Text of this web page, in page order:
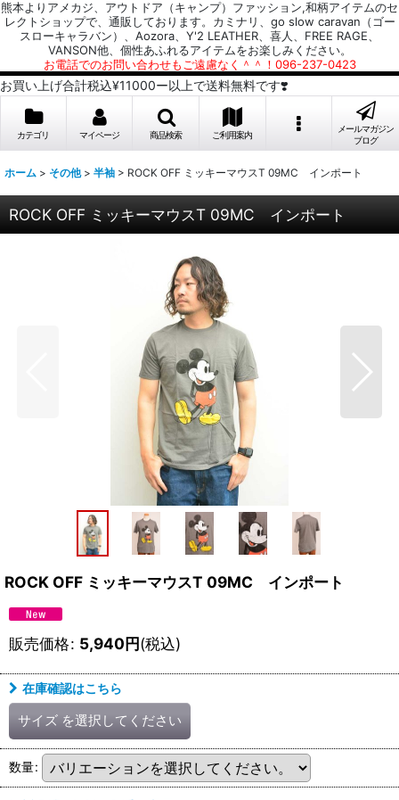
熊本よりアメカジ、アウトドア（キャンプ）ファッション,和柄アイテムのセ
レクトショップで、通販しております。カミナリ、go slow caravan（ゴー
スローキャラバン）、Aozora、Y'2 LEATHER、喜人、FREE RAGE、
VANSON他、個性あふれるアイテムをお楽しみください。
お電話でのお問い合わせもご遠慮なく＾＾！096-237-0423
お買い上げ合計税込¥11000ー以上で送料無料です❣️
カテゴリ マイページ 商品検索 ご利用案内
メールマガジン
ブログ
ホーム > その他 > 半袖 > ROCK OFF ミッキーマウスT 09MC インポート
ROCK OFF ミッキーマウスT 09MC インポート
ROCK OFF ミッキーマウスT 09MC インポート
販売価格: 5,940円(税込)
在庫確認はこちら
サイズ を選択してください
数量: